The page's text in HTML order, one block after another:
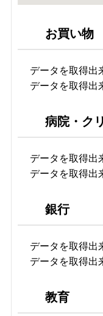
お買い物
データを取得出
データを取得出
病院・ク
データを取得出
データを取得出
銀行
データを取得出
データを取得出
教育